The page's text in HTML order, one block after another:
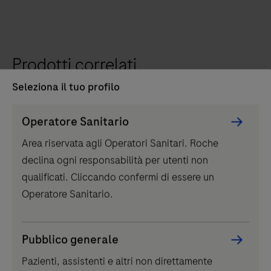
Prodotti correlati
Scopri LumiraDx, lo strumento di Point-of-Care
Testing per test rapidi, accurati e portatili.
Seleziona il tuo profilo
Picker
component
Operatore Sanitario
Area riservata agli Operatori Sanitari. Roche
declina ogni responsabilità per utenti non
qualificati. Cliccando confermi di essere un
Operatore Sanitario.
Pubblico generale
Pazienti, assistenti e altri non direttamente